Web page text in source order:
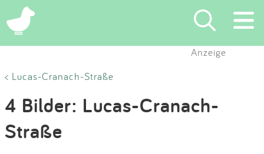
×
Suchen
Eintragen
Anzeige
< Lucas-Cranach-Straße
4 Bilder: Lucas-Cranach-
Straße